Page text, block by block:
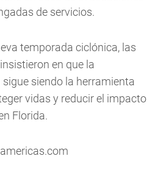
de servicios.
temporada ciclónica, las
en que la
siendo la herramienta
vidas y reducir el impacto
Florida.